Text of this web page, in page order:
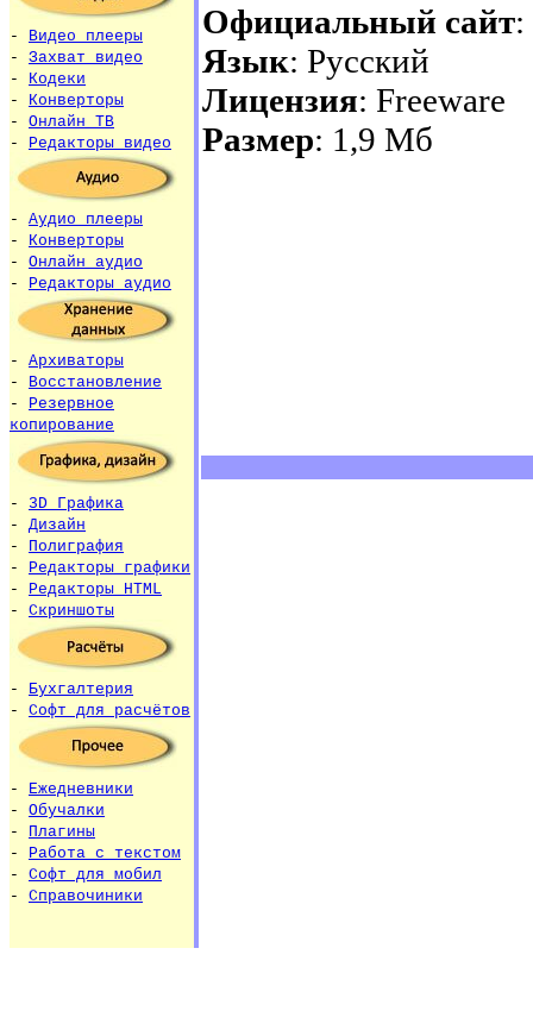
- Видео плееры
- Захват видео
- Кодеки
- Конверторы
- Онлайн ТВ
- Редакторы видео
- Аудио плееры
- Конверторы
- Онлайн аудио
- Редакторы аудио
- Архиваторы
- Восстановление
- Резервное
копирование
- 3D Графика
- Дизайн
- Полиграфия
- Редакторы графики
- Редакторы HTML
- Скриншоты
- Бухгалтерия
- Софт для расчётов
- Ежедневники
- Обучалки
- Плагины
- Работа с текстом
- Софт для мобил
- Справочиники
Официальный сайт
Язык: Русский
Лицензия: Freeware
Размер: 1,9 Мб